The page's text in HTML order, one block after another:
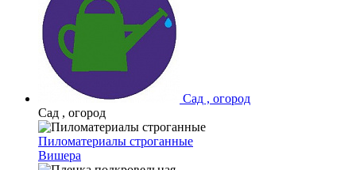
Сад , огород
Сад , огород
Пиломатериалы строганные
Вишера